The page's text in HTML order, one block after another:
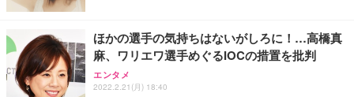
ほかの選手の気持ちはないがしろに！…高橋真
麻、ワリエワ選手めぐるIOCの措置を批判
エンタメ
2022.2.21(月) 18:40